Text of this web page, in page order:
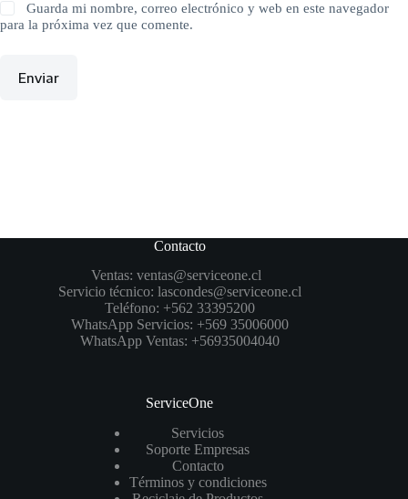
Guarda mi nombre, correo electrónico y web en este navegador
para la próxima vez que comente.
Enviar
Contacto
Ventas: ventas@serviceone.cl
Servicio técnico: lascondes@serviceone.cl
Teléfono: +562 33395200
WhatsApp Servicios: +569 35006000
WhatsApp Ventas: +56935004040
ServiceOne
Servicios
Soporte Empresas
Contacto
Términos y condiciones